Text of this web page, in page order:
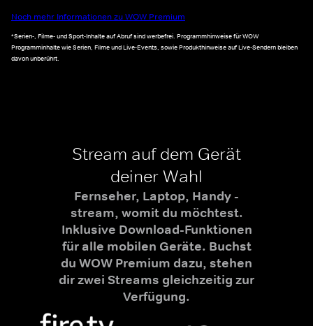
Noch mehr Informationen zu WOW Premium
*Serien-, Filme- und Sport-Inhalte auf Abruf sind werbefrei. Programmhinweise für WOW
Programminhalte wie Serien, Filme und Live-Events, sowie Produkthinweise auf Live-Sendern bleiben
davon unberührt.
Stream auf dem Gerät
deiner Wahl
Fernseher, Laptop, Handy -
stream, womit du möchtest.
Inklusive Download-Funktionen
für alle mobilen Geräte. Buchst
du WOW Premium dazu, stehen
dir zwei Streams gleichzeitig zur
Verfügung.